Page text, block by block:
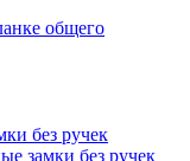
общего
без ручек
замки без ручек